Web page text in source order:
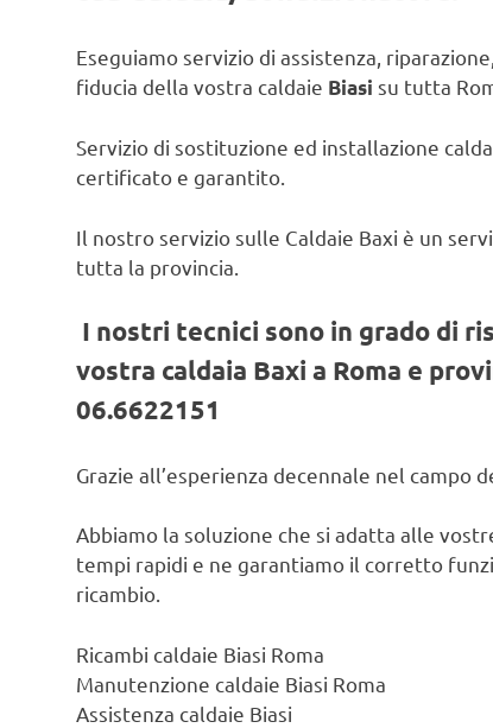
Eseguiamo servizio di assistenza,
fiducia della vostra caldaie Biasi su tutta
Servizio di sostituzione ed installazione
certificato e garantito.
Il nostro servizio sulle Caldaie Baxi è un
tutta la provincia.
I nostri tecnici sono in grado di
vostra caldaia Baxi a Roma e
06.6622151
Grazie all’esperienza decennale nel campo
Abbiamo la soluzione che si adatta alle
tempi rapidi e ne garantiamo il corretto
ricambio.
Ricambi caldaie Biasi Roma
Manutenzione caldaie Biasi Roma
Assistenza caldaie Biasi